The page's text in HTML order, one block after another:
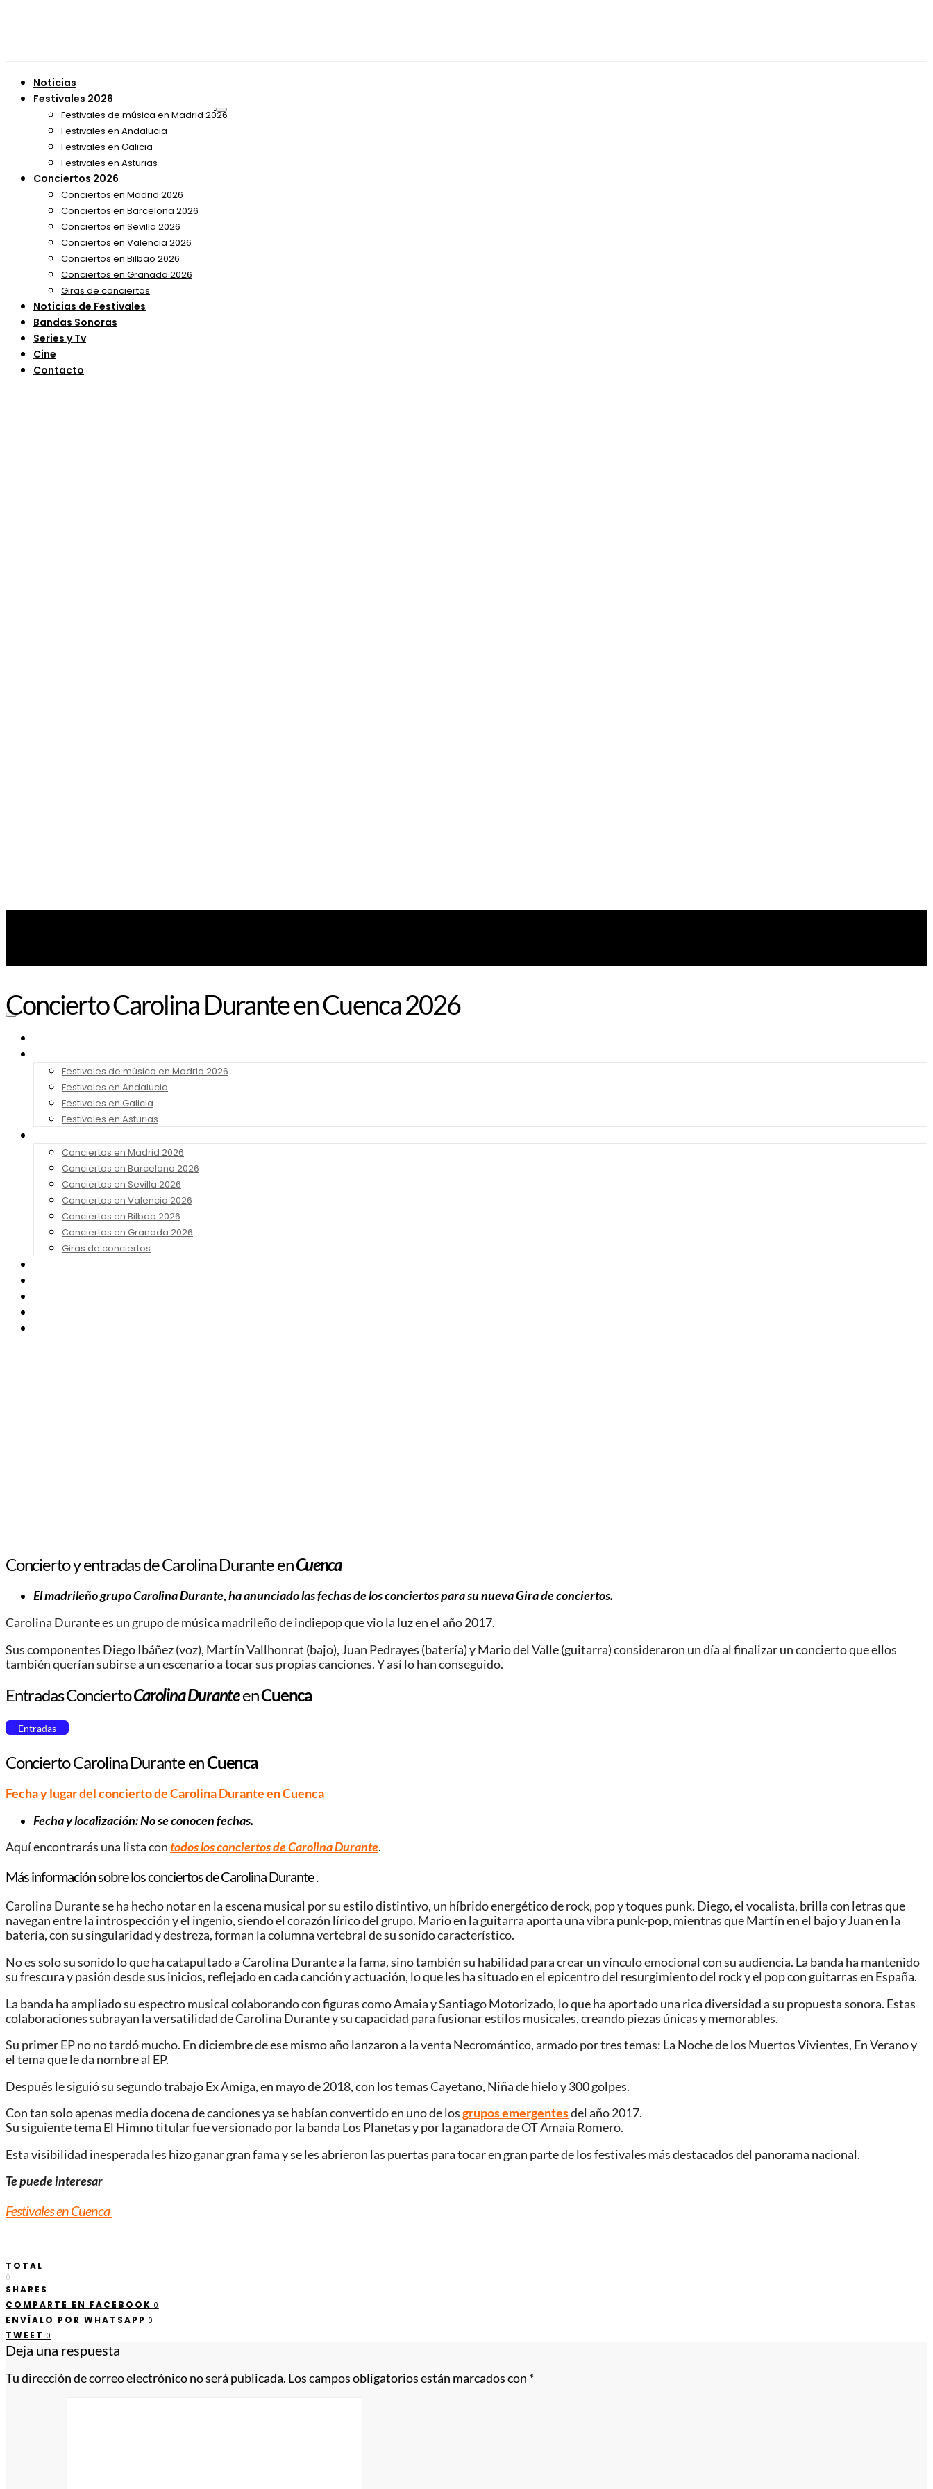
Noticias
Festivales 2026
Festivales de música en Madrid 2026
Festivales en Andalucia
Festivales en Galicia
Festivales en Asturias
Conciertos 2026
Conciertos en Madrid 2026
Conciertos en Barcelona 2026
Conciertos en Sevilla 2026
Conciertos en Valencia 2026
Conciertos en Bilbao 2026
Conciertos en Granada 2026
Giras de conciertos
Noticias de Festivales
Bandas Sonoras
Series y Tv
Cine
Contacto
Festivales de música en Madrid 2026
Festivales en Andalucia
Festivales en Galicia
Festivales en Asturias
Conciertos en Madrid 2026
Conciertos en Barcelona 2026
Conciertos en Sevilla 2026
Conciertos en Valencia 2026
Conciertos en Bilbao 2026
Conciertos en Granada 2026
Giras de conciertos
Concierto Carolina Durante en Cuenca 2026
Concierto y entradas de Carolina Durante enCuenca
El madrileño grupo Carolina Durante, ha anunciado las fechas de los conciertos para su nueva Gira de conciertos.
Carolina Durante es un grupo de música madrileño de indiepop que vio la luz en el año 2017.
Sus componentes Diego Ibáñez (voz), Martín Vallhonrat (bajo), Juan Pedrayes (batería) y Mario del Valle (guitarra) consideraron un día al finalizar un concierto que ellos
también querían subirse a un escenario a tocar sus propias canciones. Y así lo han conseguido.
Entradas ConciertoCarolina DuranteenCuenca
Entradas
Concierto Carolina Durante enCuenca
Fecha y lugar del concierto de Carolina Durante en Cuenca
Fecha y localización: No se conocen fechas.
Aquí encontrarás una lista contodos los conciertos de Carolina Durante.
Más información sobre los conciertos de Carolina Durante .
Carolina Durante se ha hecho notar en la escena musical por su estilo distintivo, un híbrido energético de rock, pop y toques punk. Diego, el vocalista, brilla con letras que
navegan entre la introspección y el ingenio, siendo el corazón lírico del grupo. Mario en la guitarra aporta una vibra punk-pop, mientras que Martín en el bajo y Juan en la
batería, con su singularidad y destreza, forman la columna vertebral de su sonido característico.
No es solo su sonido lo que ha catapultado a Carolina Durante a la fama, sino también su habilidad para crear un vínculo emocional con su audiencia. La banda ha mantenido
su frescura y pasión desde sus inicios, reflejado en cada canción y actuación, lo que les ha situado en el epicentro del resurgimiento del rock y el pop con guitarras en España.
La banda ha ampliado su espectro musical colaborando con figuras como Amaia y Santiago Motorizado, lo que ha aportado una rica diversidad a su propuesta sonora. Estas
colaboraciones subrayan la versatilidad de Carolina Durante y su capacidad para fusionar estilos musicales, creando piezas únicas y memorables.
Su primer EP no no tardó mucho. En diciembre de ese mismo año lanzaron a la venta Necromántico, armado por tres temas: La Noche de los Muertos Vivientes, En Verano y
el tema que le da nombre al EP.
Después le siguió su segundo trabajo Ex Amiga, en mayo de 2018, con los temas Cayetano, Niña de hielo y 300 golpes.
Con tan solo apenas media docena de canciones ya se habían convertido en uno de losgrupos emergentesdel año 2017.
Su siguiente tema El Himno titular fue versionado por la banda Los Planetas y por la ganadora de OT Amaia Romero.
Esta visibilidad inesperada les hizo ganar gran fama y se les abrieron las puertas para tocar en gran parte de los festivales más destacados del panorama nacional.
Te puede interesar
Festivales en Cuenca
TOTAL
0
SHARES
COMPARTE EN FACEBOOK 0
ENVÍALO POR WHATSAPP 0
TWEET 0
Deja una respuesta
Tu dirección de correo electrónico no será publicada. Los campos obligatorios están marcados con *